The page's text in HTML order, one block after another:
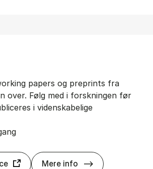
papers og preprints fra
over. Følg med i forskningen før
i videnskabelige
Mere info SSRN